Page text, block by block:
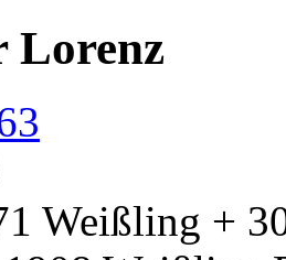
Lorenz
Weißling +